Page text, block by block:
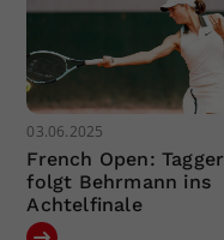
03.06.2025
French Open: Tagger
folgt Behrmann ins
Achtelfinale